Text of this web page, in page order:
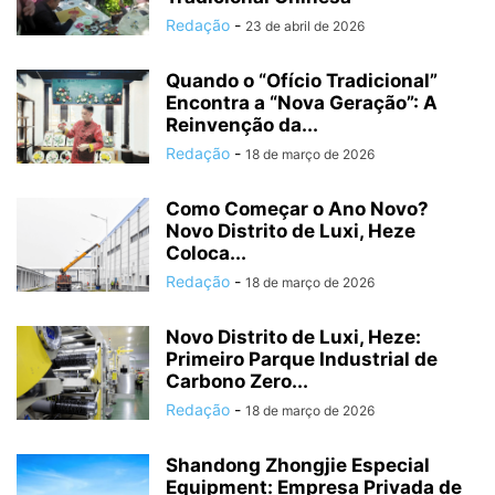
Redação - 23 de abril de 2026
Quando o “Ofício Tradicional”
Encontra a “Nova Geração”: A
Reinvenção da...
Redação - 18 de março de 2026
Como Começar o Ano Novo?
Novo Distrito de Luxi, Heze
Coloca...
Redação - 18 de março de 2026
Novo Distrito de Luxi, Heze:
Primeiro Parque Industrial de
Carbono Zero...
Redação - 18 de março de 2026
Shandong Zhongjie Especial
Equipment: Empresa Privada de